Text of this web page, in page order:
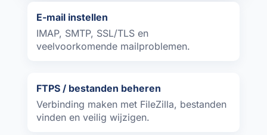
E-mail instellen
IMAP, SMTP, SSL/TLS en
veelvoorkomende mailproblemen.
FTPS / bestanden beheren
Verbinding maken met FileZilla, bestanden
vinden en veilig wijzigen.